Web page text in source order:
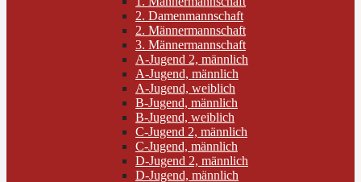
2. Damenmannschaft
2. Männermannschaft
3. Männermannschaft
A-Jugend 2, männlich
A-Jugend, männlich
A-Jugend, weiblich
B-Jugend, männlich
B-Jugend, weiblich
C-Jugend 2, männlich
C-Jugend, männlich
D-Jugend 2, männlich
D-Jugend, männlich